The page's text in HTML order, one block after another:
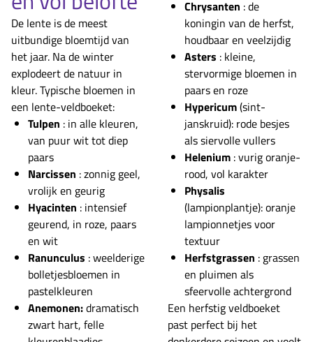
De lente is de meest
uitbundige bloemtijd van
het jaar. Na de winter
explodeert de natuur in
kleur. Typische bloemen in
een lente-veldboeket:
Tulpen : in alle kleuren,
van puur wit tot diep
paars
Narcissen : zonnig geel,
vrolijk en geurig
Hyacinten : intensief
geurend, in roze, paars
en wit
Ranunculus : weelderige
bolletjesbloemen in
pastelkleuren
Anemonen:dramatisch
zwart hart, felle
Chrysanten : de
koningin van de herfst,
houdbaar en veelzijdig
Asters : kleine,
stervormige bloemen in
paars en roze
Hypericum(sint-
janskruid): rode besjes
als siervolle vullers
Helenium : vurig oranje-
rood, vol karakter
Physalis
(lampionplantje): oranje
lampionnetjes voor
textuur
Herfstgrassen : grassen
en pluimen als
sfeervolle achtergrond
Een herfstig veldboeket
past perfect bij het